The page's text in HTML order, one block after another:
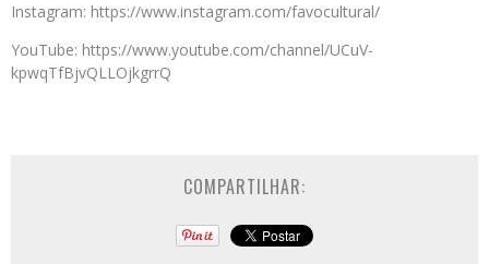
Instagram: https://www.instagram.com/favocultural/
YouTube: https://www.youtube.com/channel/UCuV-
kpwqTfBjvQLLOjkgrrQ
COMPARTILHAR: